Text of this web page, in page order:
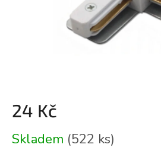
24 Kč
cena:
Skladem (522 ks)